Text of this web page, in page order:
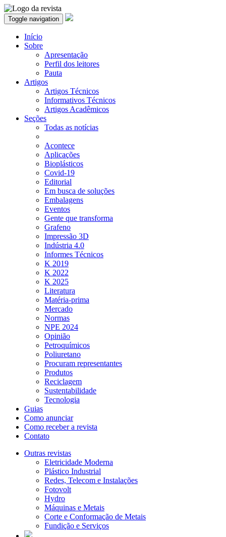
Toggle navigation
Início
Sobre
Apresentação
Perfil dos leitores
Pauta
Artigos
Artigos Técnicos
Informativos Técnicos
Artigos Acadêmicos
Seções
Todas as notícias
Acontece
Aplicações
Bioplásticos
Covid-19
Editorial
Em busca de soluções
Embalagens
Eventos
Gente que transforma
Grafeno
Impressão 3D
Indústria 4.0
Informes Técnicos
K 2019
K 2022
K 2025
Literatura
Matéria-prima
Mercado
Normas
NPE 2024
Opinião
Petroquímicos
Poliuretano
Procuram representantes
Produtos
Reciclagem
Sustentabilidade
Tecnologia
Guias
Como anunciar
Como receber a revista
Contato
Outras revistas
Eletricidade Moderna
Plástico Industrial
Redes, Telecom e Instalações
Fotovolt
Hydro
Máquinas e Metais
Corte e Conformação de Metais
Fundição e Serviços